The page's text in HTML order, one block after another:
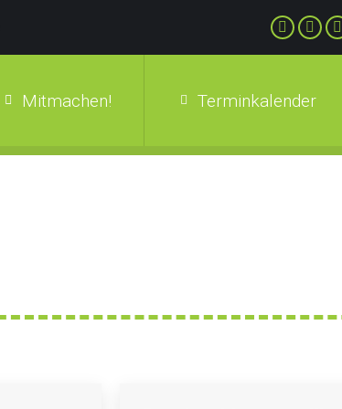
Mitmachen! Terminkalender